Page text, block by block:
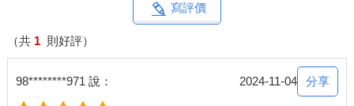
寫評價
（共 1 則好評）
98********971 說： 2024-11-04 分享